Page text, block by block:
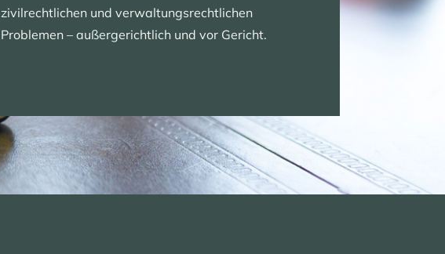
zivilrechtlichen und verwaltungsrechtlichen
Problemen – außergerichtlich und vor Gericht.